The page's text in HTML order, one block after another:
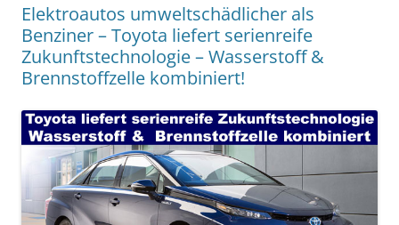
Elektroautos umweltschädlicher als
Benziner – Toyota liefert serienreife
Zukunftstechnologie – Wasserstoff &
Brennstoffzelle kombiniert!